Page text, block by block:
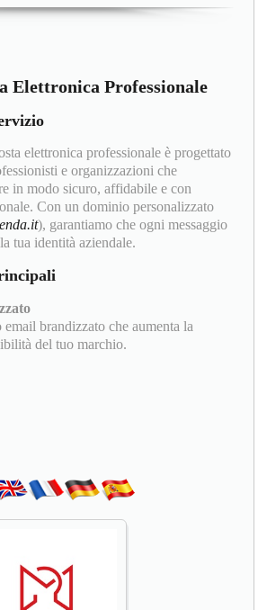
Elettronica Professionale
elettronica professionale è progettato
e organizzazioni che
in modo sicuro, affidabile e con
Con un dominio personalizzato
), garantiamo che ogni messaggio
tua identità aziendale.
brandizzato che aumenta la
del tuo marchio.